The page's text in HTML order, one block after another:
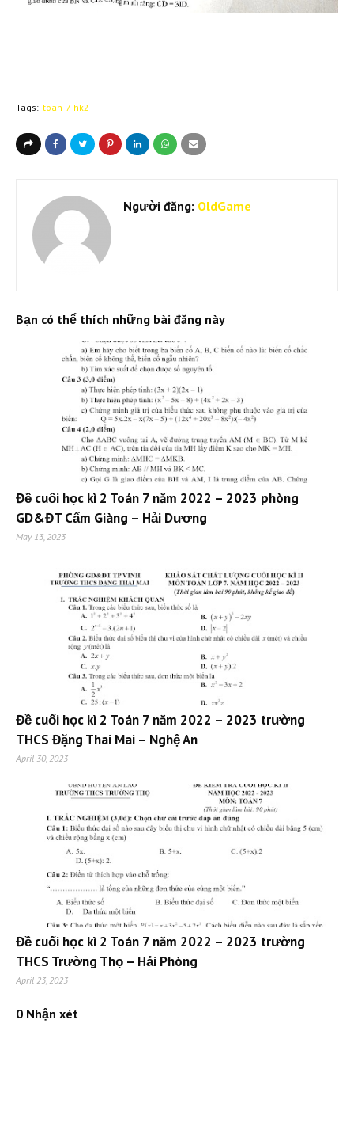
Tags: toan-7-hk2
Người đăng: OldGame
Bạn có thể thích những bài đăng này
Đề cuối học kì 2 Toán 7 năm 2022 – 2023 phòng
GD&ĐT Cẩm Giàng – Hải Dương
May 13, 2023
Đề cuối học kì 2 Toán 7 năm 2022 – 2023 trường
THCS Đặng Thai Mai – Nghệ An
April 30, 2023
Đề cuối học kì 2 Toán 7 năm 2022 – 2023 trường
THCS Trường Thọ – Hải Phòng
April 23, 2023
0 Nhận xét